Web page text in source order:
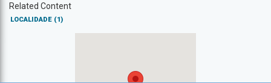
Related Content
LOCALIDADE (1)